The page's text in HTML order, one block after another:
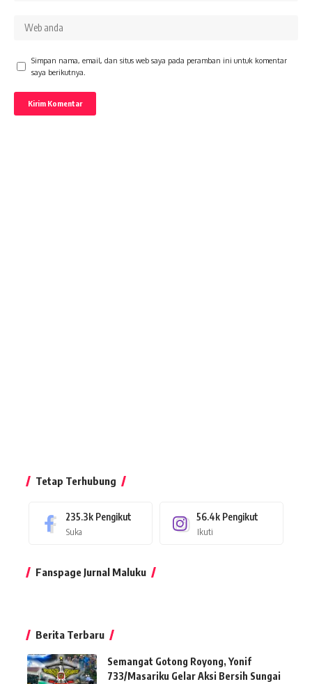
Simpan nama, email, dan situs web saya pada peramban ini untuk komentar
saya berikutnya.
Tetap Terhubung
235.3k Pengikut
Suka
56.4k Pengikut
Ikuti
Fanspage Jurnal Maluku
Berita Terbaru
Semangat Gotong Royong, Yonif
733/Masariku Gelar Aksi Bersih Sungai